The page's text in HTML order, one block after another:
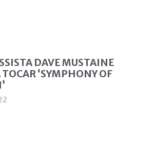
DAVE MUSTAINE
‘SYMPHONY OF